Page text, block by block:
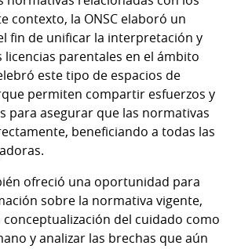
contexto, la ONSC elaboró un
fin de unificar la interpretación y
licencias parentales en el ámbito
este tipo de espacios de
permiten compartir esfuerzos y
para asegurar que las normativas
beneficiando a todas las
ofreció una oportunidad para
sobre la normativa vigente,
del cuidado como
y analizar las brechas que aún